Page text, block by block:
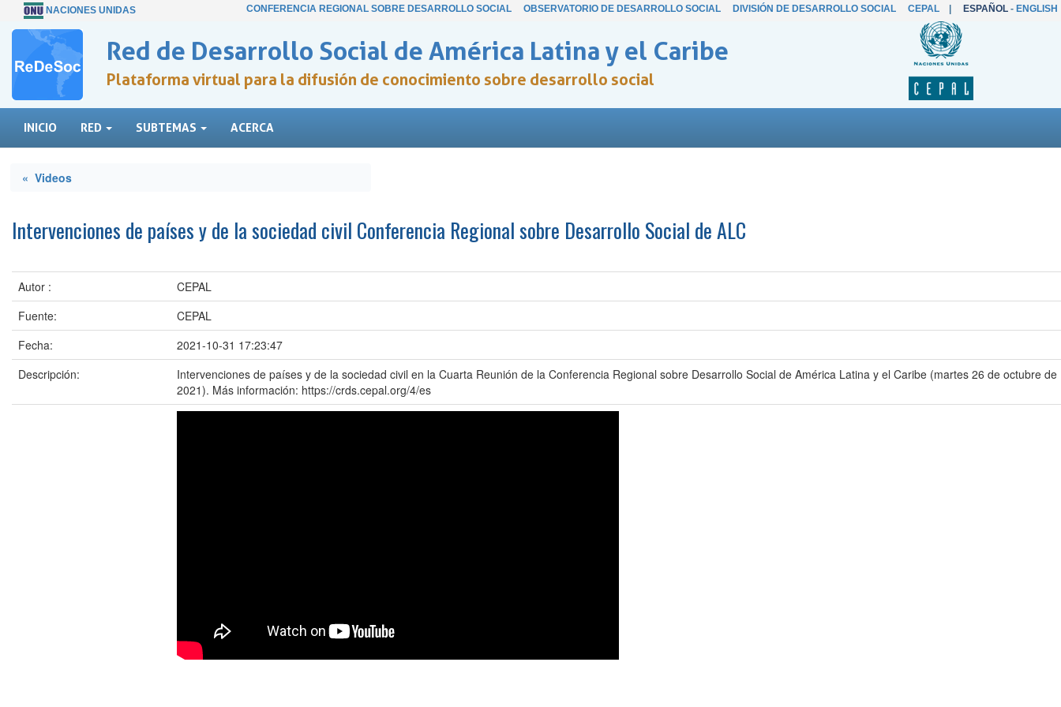
NACIONES UNIDAS CONFERENCIA REGIONAL SOBRE DESARROLLO SOCIAL OBSERVATORIO DE DESARROLLO SOCIAL DIVISIÓN DE DESARROLLO SOCIAL CEPAL| ESPAÑOL- ENGLISH
Red de Desarrollo Social de América Latina y el Caribe
Plataforma virtual para la difusión de conocimiento sobre desarrollo social
INICIO RED SUBTEMAS ACERCA
« Videos
Intervenciones de países y de la sociedad civil Conferencia Regional sobre Desarrollo Social de ALC
Autor :
CEPAL
Fuente:
CEPAL
Fecha:
2021-10-31 17:23:47
Descripción:
Intervenciones de países y de la sociedad civil en la Cuarta Reunión de la Conferencia Regional sobre Desarrollo Social de América Latina y el Caribe (martes 26 de octubre de
2021). Más información: https://crds.cepal.org/4/es